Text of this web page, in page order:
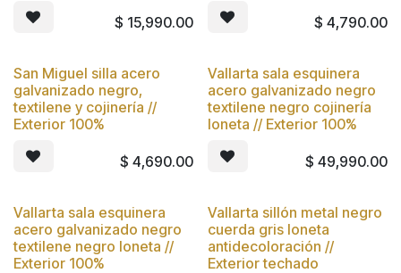
$ 15,990.00 $ 4,790.00
Nuevo
San Miguel silla acero
galvanizado negro,
textilene y cojinería //
Exterior 100%
$ 4,690.00
Nuevo
Vallarta sala esquinera
acero galvanizado negro
textilene negro cojinería
loneta // Exterior 100%
$ 49,990.00
Nuevo
Vallarta sala esquinera
acero galvanizado negro
textilene negro loneta //
Exterior 100%
Nuevo
Vallarta sillón metal negro
cuerda gris loneta
antidecoloración //
Exterior techado